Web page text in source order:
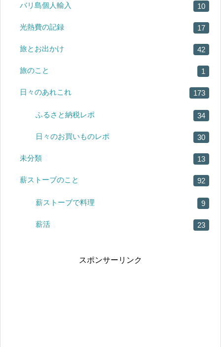
バリ島個人輸入 10
光熱費の記録 17
旅とお出かけ 42
旅のこと 1
日々のあれこれ 173
ふるさと納税レポ 34
日々のお買いものレポ 30
未分類 13
薪ストーブのこと 92
薪ストーブで料理 9
薪活 23
スポンサーリンク